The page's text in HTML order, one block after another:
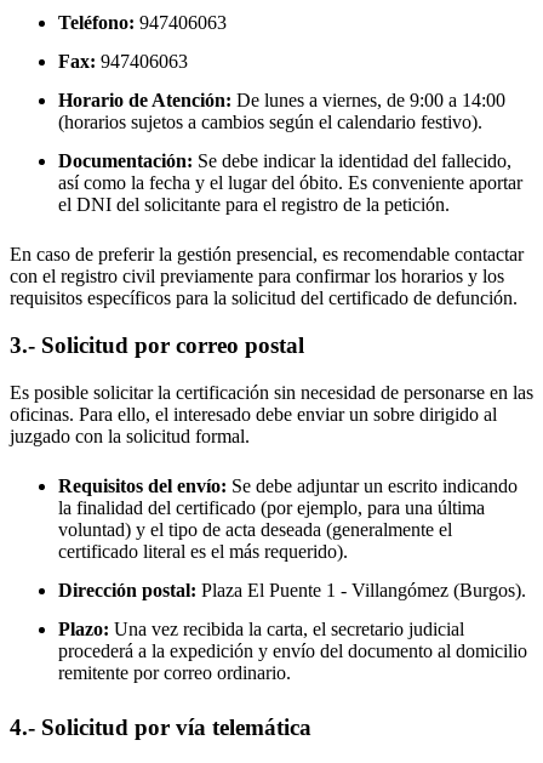
Teléfono: 947406063
Fax: 947406063
Horario de Atención: De lunes a viernes, de 9:00 a 14:00
(horarios sujetos a cambios según el calendario festivo).
Documentación: Se debe indicar la identidad del fallecido,
así como la fecha y el lugar del óbito. Es conveniente aportar
el DNI del solicitante para el registro de la petición.
En caso de preferir la gestión presencial, es recomendable contactar
con el registro civil previamente para confirmar los horarios y los
requisitos específicos para la solicitud del certificado de defunción.
3.- Solicitud por correo postal
Es posible solicitar la certificación sin necesidad de personarse en las
oficinas. Para ello, el interesado debe enviar un sobre dirigido al
juzgado con la solicitud formal.
Requisitos del envío: Se debe adjuntar un escrito indicando
la finalidad del certificado (por ejemplo, para una última
voluntad) y el tipo de acta deseada (generalmente el
certificado literal es el más requerido).
Dirección postal: Plaza El Puente 1 - Villangómez (Burgos).
Plazo: Una vez recibida la carta, el secretario judicial
procederá a la expedición y envío del documento al domicilio
remitente por correo ordinario.
4.- Solicitud por vía telemática